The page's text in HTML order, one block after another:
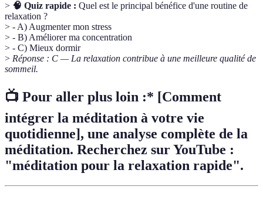
> 🧠 Quiz rapide : Quel est le principal bénéfice d'une routine de
relaxation ?
> - A) Augmenter mon stress
> - B) Améliorer ma concentration
> - C) Mieux dormir
> Réponse : C — La relaxation contribue à une meilleure qualité de
sommeil.
📺 Pour aller plus loin :* [Comment
intégrer la méditation à votre vie
quotidienne], une analyse complète de la
méditation. Recherchez sur YouTube :
"méditation pour la relaxation rapide".